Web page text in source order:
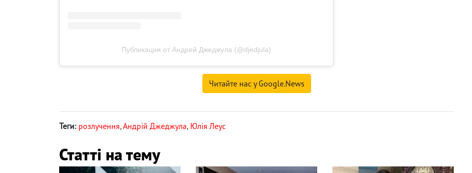
Публикация от Андрей Джеджула (@djedjula)
Читайте нас у Google.News
Теги: розлучення,Андрій Джеджула, Юлія Леус
Статті на тему